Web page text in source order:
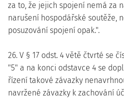
za to, že jejich spojení nemá za
narušení hospodářské soutěže,
posuzování spojení opak.".
26. V § 17 odst. 4 větě čtvrté se
"5" a na konci odstavce 4 se
řízení takové závazky
navržené závazky k zachování